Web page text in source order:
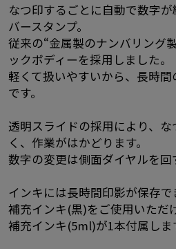
なつ印するごとに自動で数字
バースタンプ。
従来の“金属製のナンバリング
ックボディーを採用しました。
軽くて扱いやすいから、長時
です。
透明スライドの採用により、
く、作業がはかどります。
数字の変更は側面ダイヤルを回
インキには長時間印影が保存
補充インキ(黒)をご使用いただ
補充インキ(5ml)が1本付属しま